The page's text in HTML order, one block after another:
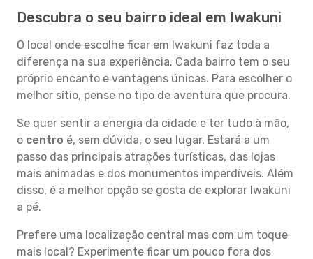
Descubra o seu bairro ideal em Iwakuni
O local onde escolhe ficar em Iwakuni faz toda a
diferença na sua experiência. Cada bairro tem o seu
próprio encanto e vantagens únicas. Para escolher o
melhor sítio, pense no tipo de aventura que procura.
Se quer sentir a energia da cidade e ter tudo à mão,
o centro é, sem dúvida, o seu lugar. Estará a um
passo das principais atrações turísticas, das lojas
mais animadas e dos monumentos imperdíveis. Além
disso, é a melhor opção se gosta de explorar Iwakuni
a pé.
Prefere uma localização central mas com um toque
mais local? Experimente ficar um pouco fora dos